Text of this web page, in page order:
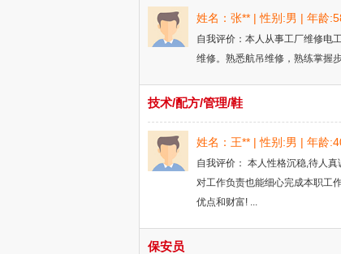
姓名：张** | 性别:男 | 年龄
自我评价：本人从事工厂维修电
维修。熟悉航吊维修，熟练掌握
技术/配方/管理/鞋
姓名：王** | 性别:男 | 年龄
自我评价： 本人性格沉稳,待人
对工作负责也能细心完成本职工
优点和财富! ...
保安员